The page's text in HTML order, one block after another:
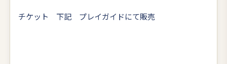
チケット 下記 プレイガイドにて販売